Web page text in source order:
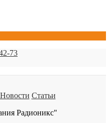
73
Новости Статьи
Радионикс"